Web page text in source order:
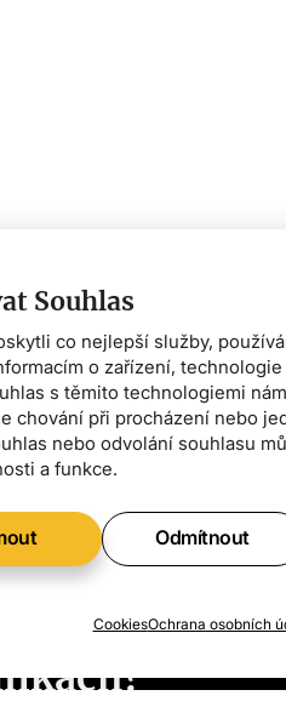
Souhlas
co nejlepší služby,
o zařízení,
s těmito technologiemi
chování při procházení nebo
nebo odvolání souhlasu
a funkce.
Odmítnout
CookiesOchrana osobních
vědět